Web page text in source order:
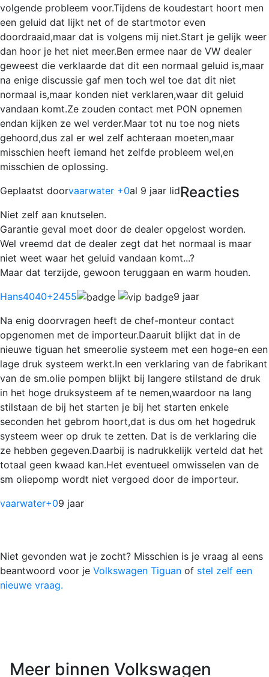
volgende probleem voor.Tijdens de koudestart hoort men
een geluid dat lijkt net of de startmotor even
doordraaid,maar dat is volgens mij niet.Start je gelijk weer
dan hoor je het niet meer.Ben ermee naar de VW dealer
geweest die verklaarde dat dit een normaal geluid is,maar
na enige discussie gaf men toch wel toe dat dit niet
normaal is,maar konden niet verklaren,waar dit geluid
vandaan komt.Ze zouden contact met PON opnemen
endan kijken ze wel verder.Maar tot nu toe nog niets
gehoord,dus zal er wel zelf achteraan moeten,maar
misschien heeft iemand het zelfde probleem wel,en
misschien de oplossing.
Geplaatst doorvaarwater +0al 9 jaar lidReacties
Niet zelf aan knutselen.
Garantie geval moet door de dealer opgelost worden.
Wel vreemd dat de dealer zegt dat het normaal is maar
niet weet waar het geluid vandaan komt...?
Maar dat terzijde, gewoon teruggaan en warm houden.
Hans4040+2455
9 jaar
Na enig doorvragen heeft de chef-monteur contact
opgenomen met de importeur.Daaruit blijkt dat in de
nieuwe tiguan het smeerolie systeem met een hoge-en een
lage druk systeem werkt.In een verklaring van de fabrikant
van de sm.olie pompen blijkt bij langere stilstand de druk
in het hoge druksysteem af te nemen,waardoor na lang
stilstaan de bij het starten je bij het starten enkele
seconden het gebrom hoort,dat is dus om het hogedruk
systeem weer op druk te zetten. Dat is de verklaring die
ze hebben gegeven.Daarbij is nadrukkelijk verteld dat het
totaal geen kwaad kan.Het eventueel omwisselen van de
sm oliepomp wordt niet vergoed door de importeur.
vaarwater+09 jaar
Niet gevonden wat je zocht? Misschien is je vraag al eens
beantwoord voor je Volkswagen Tiguan of stel zelf een
nieuwe vraag.
Meer binnen Volkswagen